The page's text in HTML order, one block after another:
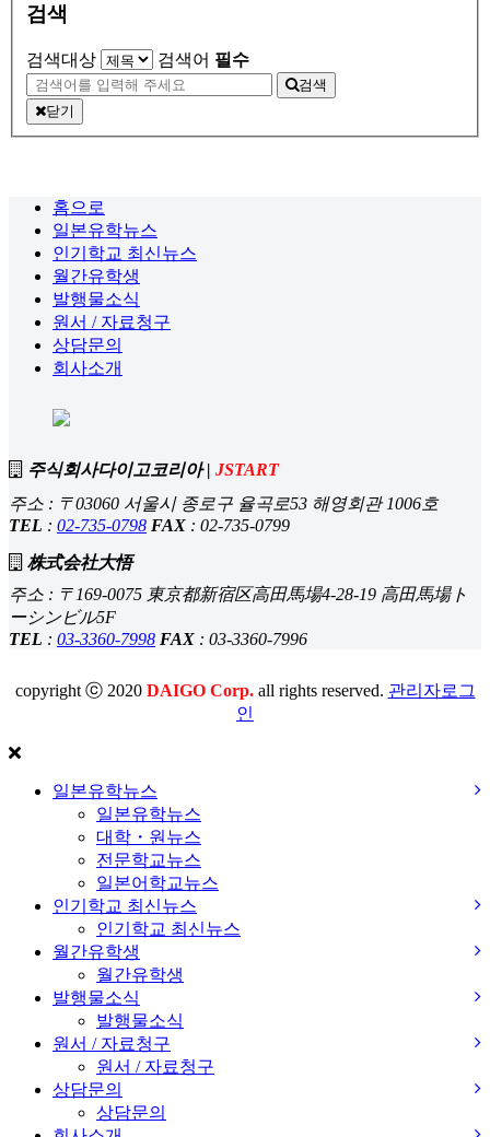
검색
검색대상 검색어 필수
검색
닫기
홈으로
일본유학뉴스
인기학교 최신뉴스
월간유학생
발행물소식
원서 / 자료청구
상담문의
회사소개
주식회사다이고코리아 | JSTART
주소 : 〒03060 서울시 종로구 율곡로53 해영회관 1006호
TEL : 02-735-0798 FAX : 02-735-0799
株式会社大悟
주소 : 〒169-0075 東京都新宿区高田馬場4-28-19 高田馬場ト
ーシンビル5F
TEL : 03-3360-7998 FAX : 03-3360-7996
copyright ⓒ 2020 DAIGO Corp.all rights reserved. 관리자로그
인
일본유학뉴스
일본유학뉴스
대학・원뉴스
전문학교뉴스
일본어학교뉴스
인기학교 최신뉴스
인기학교 최신뉴스
월간유학생
월간유학생
발행물소식
발행물소식
원서 / 자료청구
원서 / 자료청구
상담문의
상담문의